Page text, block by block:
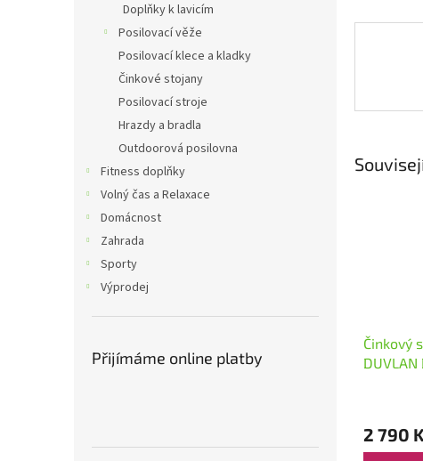
Doplňky k lavicím
Posilovací věže
Posilovací klece a kladky
Činkové stojany
Posilovací stroje
Hrazdy a bradla
Outdoorová posilovna
Fitness doplňky
Volný čas a Relaxace
Domácnost
Zahrada
Sporty
Výprodej
Přijímáme online platby
Činkový
DUVLAN
2 790